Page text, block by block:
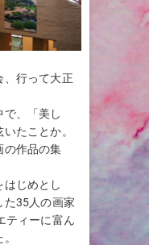
、行って大正
、「美し
たことか。
の作品の集
はじめとし
た35人の画家
ティーに富ん